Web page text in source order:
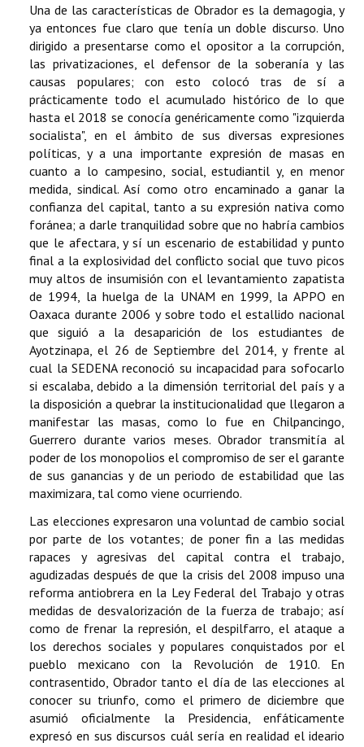
Una de las características de Obrador es la demagogia, y
ya entonces fue claro que tenía un doble discurso. Uno
dirigido a presentarse como el opositor a la corrupción,
las privatizaciones, el defensor de la soberanía y las
causas populares; con esto colocó tras de sí a
prácticamente todo el acumulado histórico de lo que
hasta el 2018 se conocía genéricamente como "izquierda
socialista", en el ámbito de sus diversas expresiones
políticas, y a una importante expresión de masas en
cuanto a lo campesino, social, estudiantil y, en menor
medida, sindical. Así como otro encaminado a ganar la
confianza del capital, tanto a su expresión nativa como
foránea; a darle tranquilidad sobre que no habría cambios
que le afectara, y sí un escenario de estabilidad y punto
final a la explosividad del conflicto social que tuvo picos
muy altos de insumisión con el levantamiento zapatista
de 1994, la huelga de la UNAM en 1999, la APPO en
Oaxaca durante 2006 y sobre todo el estallido nacional
que siguió a la desaparición de los estudiantes de
Ayotzinapa, el 26 de Septiembre del 2014, y frente al
cual la SEDENA reconoció su incapacidad para sofocarlo
si escalaba, debido a la dimensión territorial del país y a
la disposición a quebrar la institucionalidad que llegaron a
manifestar las masas, como lo fue en Chilpancingo,
Guerrero durante varios meses. Obrador transmitía al
poder de los monopolios el compromiso de ser el garante
de sus ganancias y de un periodo de estabilidad que las
maximizara, tal como viene ocurriendo.
Las elecciones expresaron una voluntad de cambio social
por parte de los votantes; de poner fin a las medidas
rapaces y agresivas del capital contra el trabajo,
agudizadas después de que la crisis del 2008 impuso una
reforma antiobrera en la Ley Federal del Trabajo y otras
medidas de desvalorización de la fuerza de trabajo; así
como de frenar la represión, el despilfarro, el ataque a
los derechos sociales y populares conquistados por el
pueblo mexicano con la Revolución de 1910. En
contrasentido, Obrador tanto el día de las elecciones al
conocer su triunfo, como el primero de diciembre que
asumió oficialmente la Presidencia, enfáticamente
expresó en sus discursos cuál sería en realidad el ideario